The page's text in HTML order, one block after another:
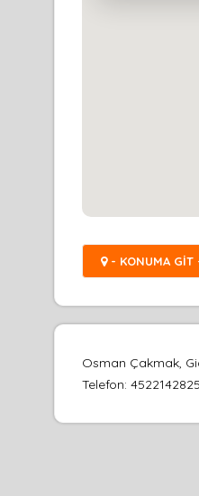
- KONUMA GİT
Osman Çakmak,
Telefon: